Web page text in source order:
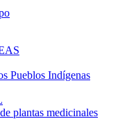
Pueblos Indígenas
plantas medicinales